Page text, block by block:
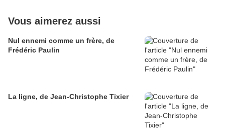
Vous aimerez aussi
Nul ennemi comme un frère, de
Frédéric Paulin
La ligne, de Jean-Christophe Tixier